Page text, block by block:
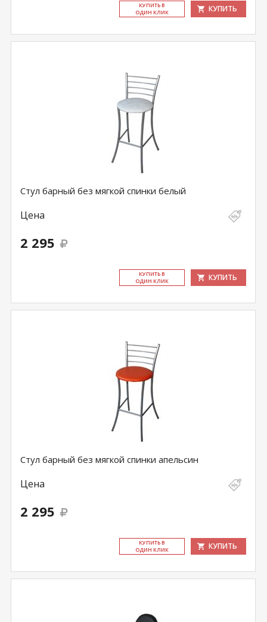
КУ­ПИТЬ В
ОДИН КЛИК
КУПИТЬ
Стул барный без мягкой спинки белый
Цена
2 295
КУ­ПИТЬ В
ОДИН КЛИК
КУПИТЬ
Стул барный без мягкой спинки апельсин
Цена
2 295
КУ­ПИТЬ В
ОДИН КЛИК
КУПИТЬ